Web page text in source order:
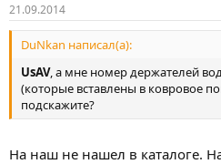
21.09.2014
DuNkan написал(а):
UsAV, а мне номер держателей
(которые вставлены в ковровое
подскажите?
На наш не нашел в каталоге.